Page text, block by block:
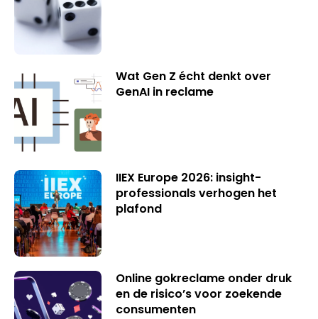
Wat Gen Z écht denkt over
GenAI in reclame
IIEX Europe 2026: insight-
professionals verhogen het
plafond
Online gokreclame onder druk
en de risico’s voor zoekende
consumenten